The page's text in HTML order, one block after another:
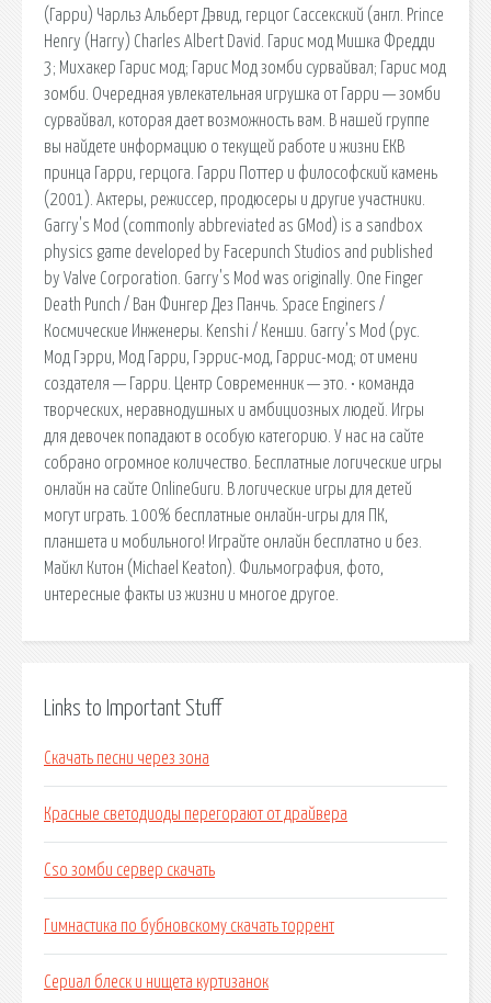
(Гарри) Чарльз Альберт Дэвид, герцог Сассекский (англ. Prince
Henry (Harry) Charles Albert David. Гарис мод Мишка Фредди
3; Михакер Гарис мод; Гарис Мод зомби сурвайвал; Гарис мод
зомби. Очередная увлекательная игрушка от Гарри — зомби
сурвайвал, которая дает возможность вам. В нашей группе
вы найдете информацию о текущей работе и жизни ЕКВ
принца Гарри, герцога. Гарри Поттер и философский камень
(2001). Актеры, режиссер, продюсеры и другие участники.
Garry's Mod (commonly abbreviated as GMod) is a sandbox
physics game developed by Facepunch Studios and published
by Valve Corporation. Garry's Mod was originally. One Finger
Death Punch / Ван Фингер Дез Панчь. Space Enginers /
Космические Инженеры. Kenshi / Кенши. Garry’s Mod (рус.
Мод Гэрри, Мод Гарри, Гэррис-мод, Гаррис-мод; от имени
создателя — Гарри. Центр Современник — это. • команда
творческих, неравнодушных и амбициозных людей. Игры
для девочек попадают в особую категорию. У нас на сайте
собрано огромное количество. Бесплатные логические игры
онлайн на сайте OnlineGuru. В логические игры для детей
могут играть. 100% бесплатные онлайн-игры для ПК,
планшета и мобильного! Играйте онлайн бесплатно и без.
Майкл Китон (Michael Keaton). Фильмография, фото,
интересные факты из жизни и многое другое.
Links to Important Stuff
Скачать песни через зона
Красные светодиоды перегорают от драйвера
Cso зомби сервер скачать
Гимнастика по бубновскому скачать торрент
Сериал блеск и нищета куртизанок